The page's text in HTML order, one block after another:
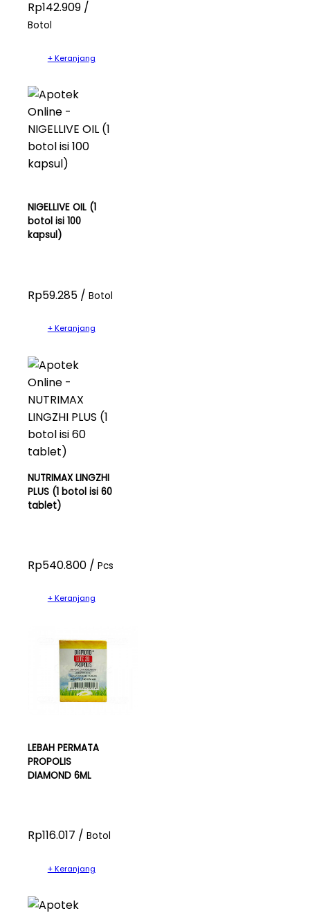
Rp142.909 /
Botol
+ Keranjang
NIGELLIVE OIL (1
botol isi 100
kapsul)
Rp59.285 / Botol
+ Keranjang
NUTRIMAX LINGZHI
PLUS (1 botol isi 60
tablet)
Rp540.800 / Pcs
+ Keranjang
LEBAH PERMATA
PROPOLIS
DIAMOND 6ML
Rp116.017 / Botol
+ Keranjang